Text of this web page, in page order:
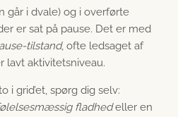
går i dvale) og i overførte
er sat på pause. Det er med
tilstand, ofte ledsaget af
lavt aktivitetsniveau.
i grid’et, spørg dig selv:
fladhedeller en